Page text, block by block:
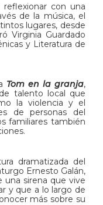
con una
de la música, el
lugares, desde
Virginia Guardado
y Literatura de
Tom en la granja,
talento local que
la violencia y el
de personas del
familiares también
dramatizada del
Ernesto Galán,
una sirena que vive
y que a lo largo de
más sobre su